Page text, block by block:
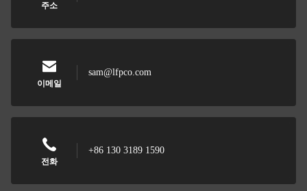
주소
이메일
sam@lfpco.com
전화
+86 130 3189 1590